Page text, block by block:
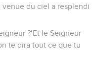
du ciel a resplendi
?’Et le Seigneur
te dira tout ce que tu